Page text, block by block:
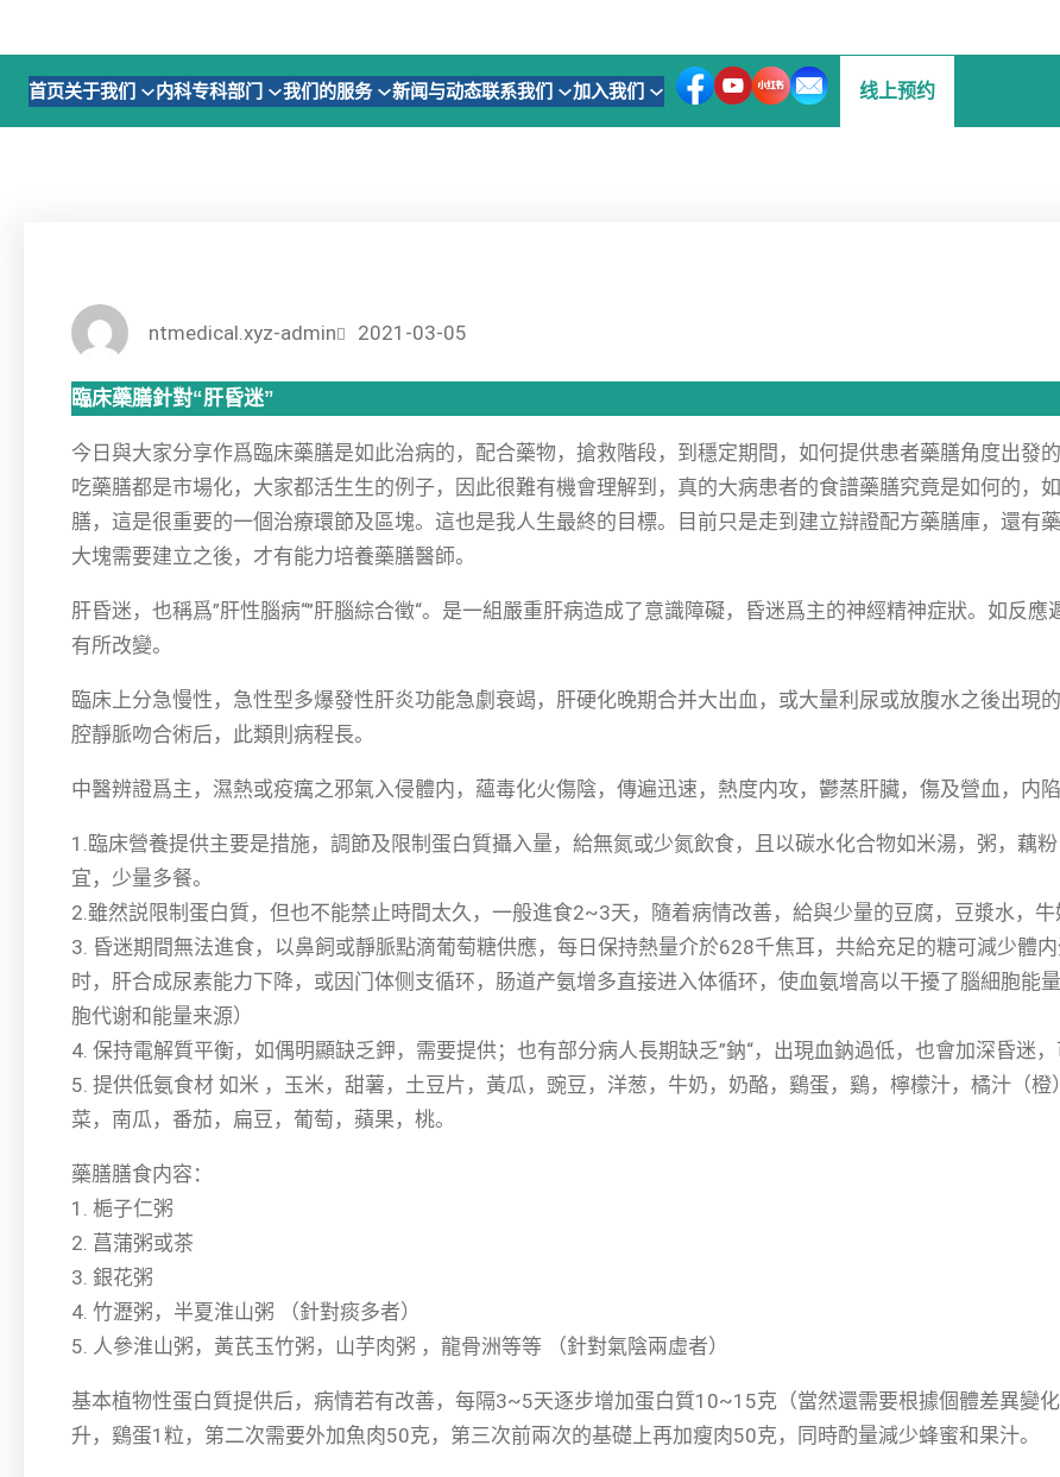
至
首页关于我们 内科专科部门 我们的服务 新闻与动态联系我们 加入我们 线上预约
ntmedical.xyz-admin 2021-03-05
臨床藥膳針對“肝昏迷”
今日與大家分享作爲臨床藥膳是如此治病的，配合藥物，搶救階段，到穩定期間，如何提供患者藥膳角度出發
吃藥膳都是市場化，大家都活生生的例子，因此很難有機會理解到，真的大病患者的食譜藥膳究竟是如何的，
膳，這是很重要的一個治療環節及區塊。這也是我人生最終的目標。目前只是走到建立辯證配方藥膳庫，還有
大塊需要建立之後，才有能力培養藥膳醫師。
肝昏迷，也稱爲”肝性腦病“”肝腦綜合徵“。是一組嚴重肝病造成了意識障礙，昏迷爲主的神經精神症狀。如反
有所改變。
臨床上分急慢性，急性型多爆發性肝炎功能急劇衰竭，肝硬化晚期合并大出血，或大量利尿或放腹水之後出現
腔靜脈吻合術后，此類則病程長。
中醫辨證爲主，濕熱或疫癘之邪氣入侵體内，蘊毒化火傷陰，傳遍迅速，熱度内攻，鬱蒸肝臟，傷及營血，内
1.臨床營養提供主要是措施，調節及限制蛋白質攝入量，給無氮或少氮飲食，且以碳水化合物如米湯，粥，藕
宜，少量多餐。
2.雖然説限制蛋白質，但也不能禁止時間太久，一般進食2~3天，隨着病情改善，給與少量的豆腐，豆漿水，牛
3. 昏迷期間無法進食，以鼻飼或靜脈點滴葡萄糖供應，每日保持熱量介於628千焦耳，共給充足的糖可減少體
时，肝合成尿素能力下降，或因门体侧支循环，肠道产氨增多直接进入体循环，使血氨增高以干擾了腦細胞能
胞代谢和能量来源）
4. 保持電解質平衡，如偶明顯缺乏鉀，需要提供；也有部分病人長期缺乏”鈉“，出現血鈉過低，也會加深昏迷，
5. 提供低氨食材 如米 ，玉米，甜薯，土豆片，黃瓜，豌豆，洋葱，牛奶，奶酪，鷄蛋，鷄，檸檬汁，橘汁（
菜，南瓜，番茄，扁豆，葡萄，蘋果，桃。
藥膳膳食内容：
1. 梔子仁粥
2. 菖蒲粥或茶
3. 銀花粥
4. 竹瀝粥，半夏淮山粥 （針對痰多者）
5. 人參淮山粥，黃芪玉竹粥，山芋肉粥 ，龍骨洲等等 （針對氣陰兩虛者）
基本植物性蛋白質提供后，病情若有改善，每隔3~5天逐步增加蛋白質10~15克（當然還需要根據個體差異變
升，鷄蛋1粒，第二次需要外加魚肉50克，第三次前兩次的基礎上再加瘦肉50克，同時酌量減少蜂蜜和果汁。